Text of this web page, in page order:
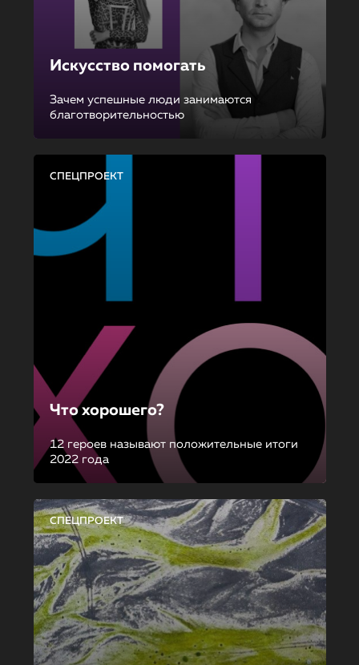
Искусство помогать
Зачем успешные люди занимаются
благотворительностью
СПЕЦПРОЕКТ
Что хорошего?
12 героев называют положительные итоги
2022 года
СПЕЦПРОЕКТ